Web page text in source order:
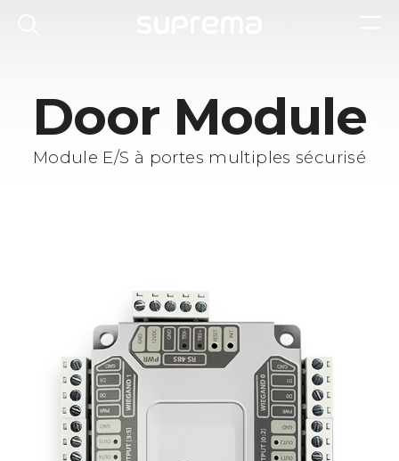
Door Module
Module E/S à portes multiples sécurisé